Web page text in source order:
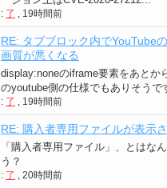
: 了 19時間前
RE: タブブロック内でYouTube
画質が悪くなる
display:noneのiframe要素をあとか
のyoutube側の仕様でもありそうで
: 了 19時間前
RE: 購入者専用ファイルが表示
「購入者専用ファイル」、とはな
う？
: 了 20時間前